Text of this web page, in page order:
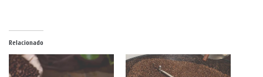
Relacionado